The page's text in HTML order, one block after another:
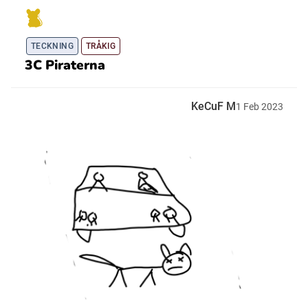
TECKNING TRÅKIG
3C Piraterna
KeCuF M 1 Feb2023